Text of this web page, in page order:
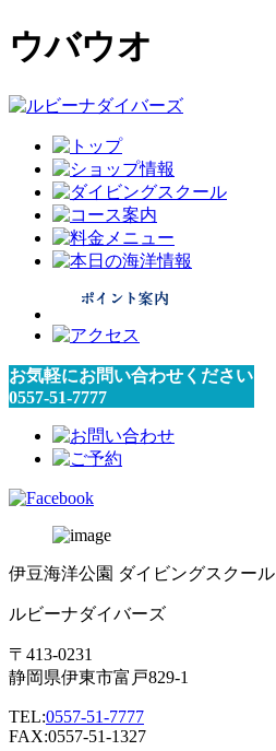
ウバウオ
お気軽にお問い合わせください
0557-51-7777
伊豆海洋公園 ダイビングスクール
ルビーナダイバーズ
〒413-0231
静岡県伊東市富戸829-1
TEL:0557-51-7777
FAX:0557-51-1327